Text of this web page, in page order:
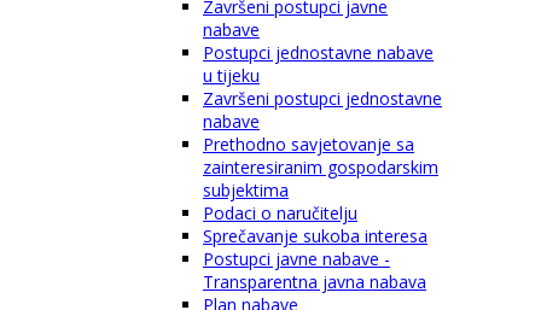
Završeni postupci javne
nabave
Postupci jednostavne nabave
u tijeku
Završeni postupci jednostavne
nabave
Prethodno savjetovanje sa
zainteresiranim gospodarskim
subjektima
Podaci o naručitelju
Sprečavanje sukoba interesa
Postupci javne nabave -
Transparentna javna nabava
Plan nabave